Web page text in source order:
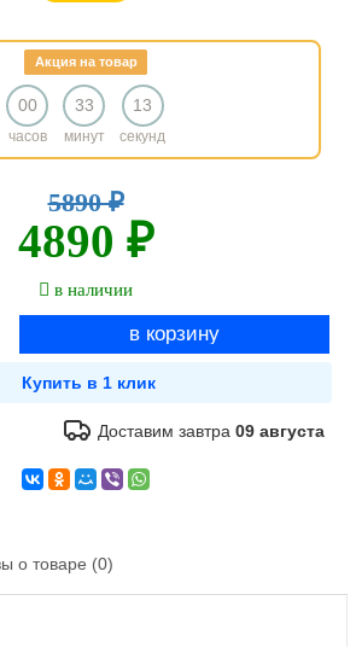
Акция на товар
00
часов
33
минут
13
секунд
5890 ₽
4890 ₽
в наличии
Доставим завтра09 августа
о товаре (0)